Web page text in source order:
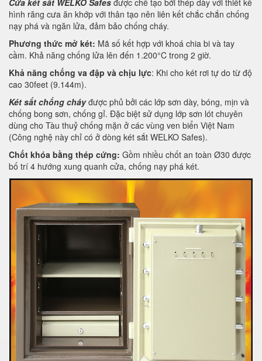
Cửa két sắt WELKO Safes được chế tạo bởi thép dày với thiết kế
hình răng cưa ăn khớp với thân tạo nên liên kết chắc chắn chống
nạy phá và ngăn lửa, đảm bảo chống cháy.
Phương thức mở két: Mã số kết hợp với khoá chia bi và tay
cầm. Khả năng chống lửa lên đến 1.200°C trong 2 giờ.
Khả năng chống va đập và chịu lực: Khi cho két rơi tự do từ độ
cao 30feet (9.144m).
Két sắt chống cháyđược phủ bởi các lớp sơn dày, bóng, mịn và
chống bong sơn, chống gỉ. Đặc biệt sử dụng lớp sơn lót chuyên
dùng cho Tàu thuỷ chống mặn ở các vùng ven biển Việt Nam
(Công nghệ này chỉ có ở dòng két sắt WELKO Safes).
Chốt khóa bằng thép cứng: Gồm nhiều chốt an toàn Ø30 được
bố trí 4 hướng xung quanh cửa, chống nạy phá két.